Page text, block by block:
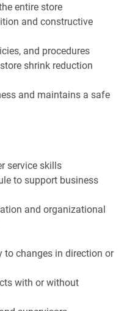
entire store
and constructive
and procedures
shrink reduction
and maintains a safe
service skills
to support business
and organizational
to changes in direction or
with or without